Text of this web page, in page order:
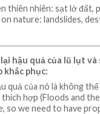
thiên nhiên: sạt lở đất,
on nature: landslides,
hậu quả của lũ lụt
khắc phục:
quả của nó là không
thích hợp (Floods and
so we need to have